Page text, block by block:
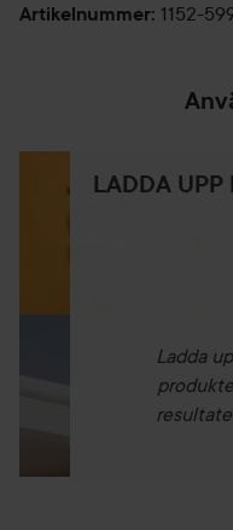
InstaplumpTM: Mix av
Oparfymerat. Kliniskt
3 g
Artikelnummer: 1152-
LADDA UPP
Ladda